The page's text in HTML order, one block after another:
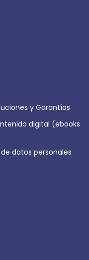
y Garantías
digital (ebooks
datos personales